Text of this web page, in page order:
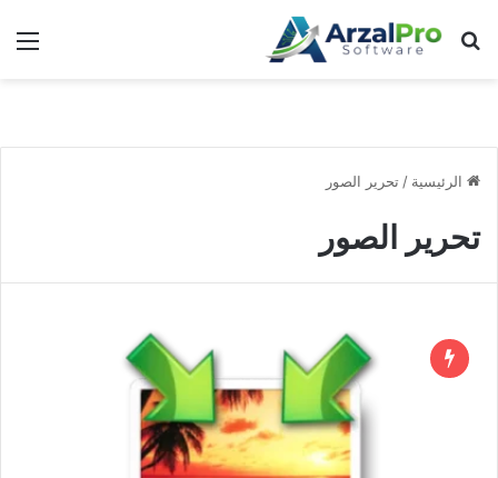
بحث عن
الرئيسية /تحرير الصور
تحرير الصور